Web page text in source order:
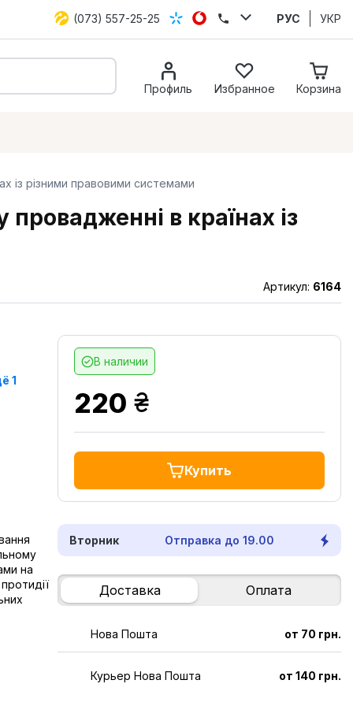
(073) 557-25-25 РУС УКР
Профиль Избранное Корзина
із різними правовими системами
в країнах із
Артикул: 6164
1
на
В наличии
220 грн.
Купить
Вторник Отправка до 19.00
Доставка Оплата
Нова Пошта от 70 грн.
Курьер Нова Пошта от 140 грн.